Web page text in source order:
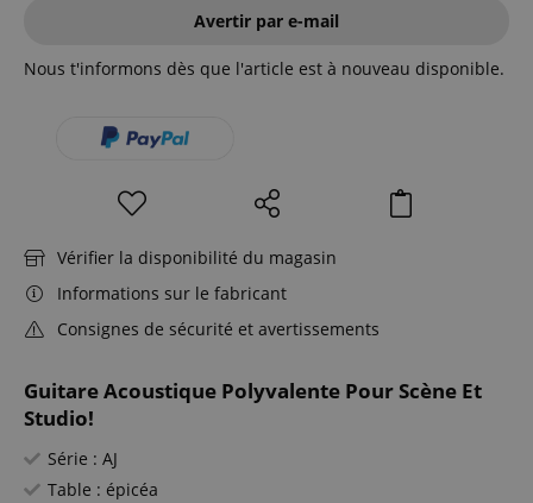
Guitare Acoustique Polyvalente Pour Scène Et
Studio!
Série : AJ
Table : épicéa
Avertir par e-mail
Nous t'informons dès que l'article est à nouveau disponible.
Vérifier la disponibilité du magasin
Informations sur le fabricant
Consignes de sécurité et avertissements